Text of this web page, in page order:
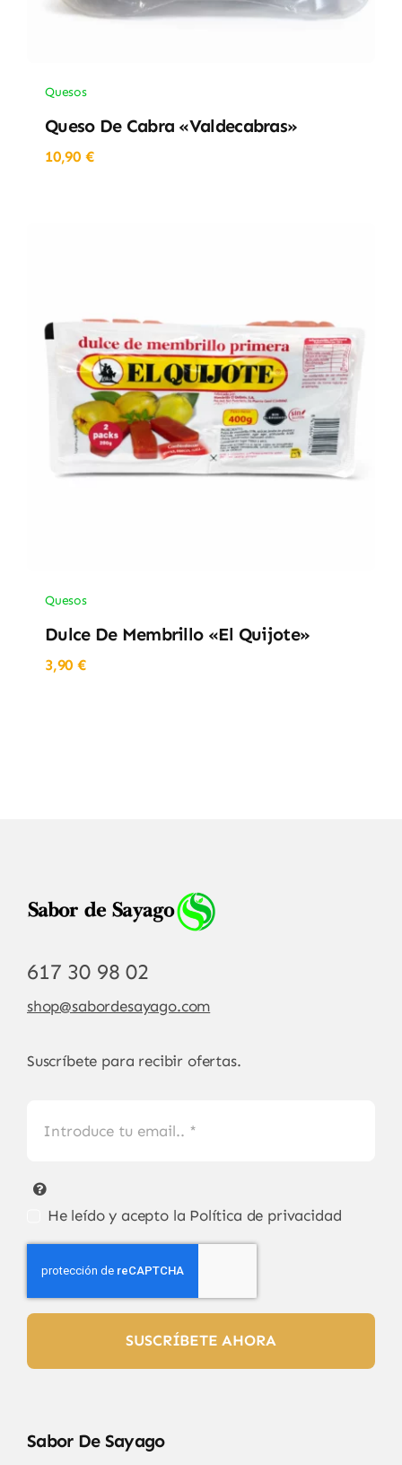
Quesos
Queso De Cabra «Valdecabras»
10,90 €
Quesos
Dulce De Membrillo «El Quijote»
3,90€
617 30 98 02
shop@sabordesayago.com
Suscríbete para recibir ofertas.
He leído y acepto la Política de privacidad
SUSCRÍBETE AHORA
Sabor De Sayago